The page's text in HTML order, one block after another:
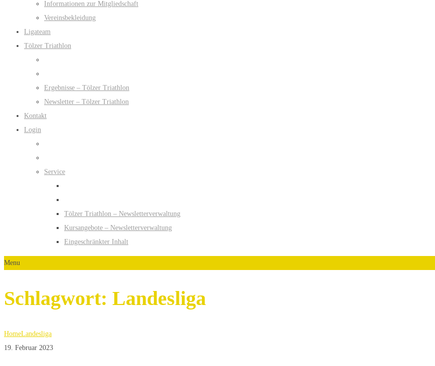
Informationen zur Mitgliedschaft
Vereinsbekleidung
Ligateam
Tölzer Triathlon
Ergebnisse – Tölzer Triathlon
Newsletter – Tölzer Triathlon
Kontakt
Login
Service
Tölzer Triathlon – Newsletterverwaltung
Kursangebote – Newsletterverwaltung
Eingeschränkter Inhalt
Menu
Schlagwort: Landesliga
HomeLandesliga
19. Februar 2023